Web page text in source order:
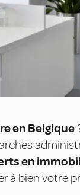
en Belgique
en
à bien votre